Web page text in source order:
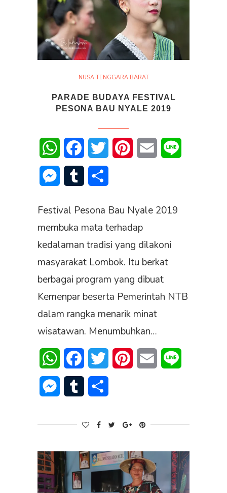
NUSA TENGGARA BARAT
PARADE BUDAYA FESTIVAL
PESONA BAU NYALE 2019
WhatsAppFacebookTwitter PinterestEmail
Messenger
Tumblr
Festival Pesona Bau Nyale 2019
membuka mata terhadap
kedalaman tradisi yang dilakoni
masyarakat Lombok. Itu berkat
berbagai program yang dibuat
Kemenpar beserta Pemerintah NTB
dalam rangka menarik minat
wisatawan. Menumbuhkan…
WhatsAppFacebookTwitter PinterestEmail
Messenger
Tumblr